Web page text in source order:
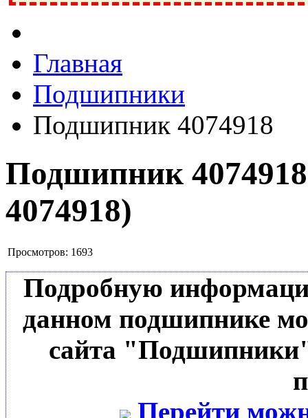
Ивантеевка, подшипники, пневматика, метизы, техника,
Главная
Подшипники
Подшипник 4074918
Подшипник
4074918)
Просмотров: 1693
Подробную
данном подшипнике
сайта
Перейти